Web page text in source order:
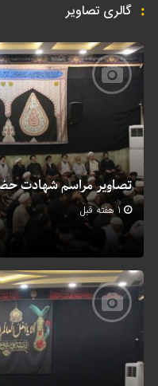
گالری تصاویر
تصاویر مراسم شهادت
1 هفته قبل